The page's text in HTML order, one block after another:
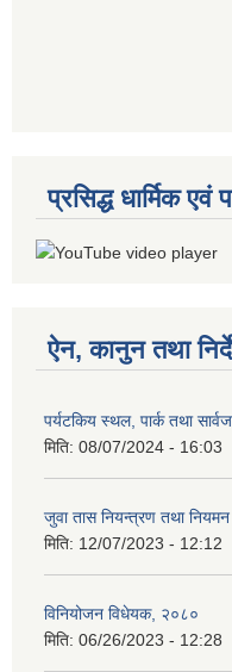
प्रसिद्ध धार्मिक
ऐन, कानुन तथा
पर्यटकिय स्थल, पार्क तथा
मिति: 08/07/2024 - 16:03
जुवा तास नियन्त्रण तथा
मिति: 12/07/2023 - 12:12
विनियोजन विधेयक, २०८०
मिति: 06/26/2023 - 12:28